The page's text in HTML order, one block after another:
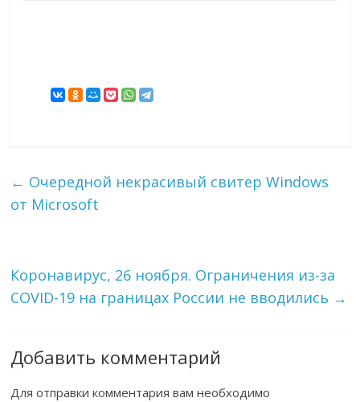
← Очередной некрасивый свитер Windows
от Microsoft
Коронавирус, 26 ноября. Ограничения из-за
COVID-19 на границах России не вводились →
Добавить комментарий
Для отправки комментария вам необходимо